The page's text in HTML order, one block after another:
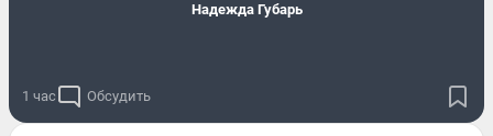
Надежда Губарь
1 час Обсудить